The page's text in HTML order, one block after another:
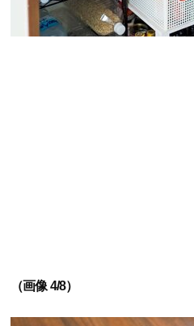
（画像 4/8）